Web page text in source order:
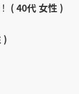
( 40代 女性 )
)